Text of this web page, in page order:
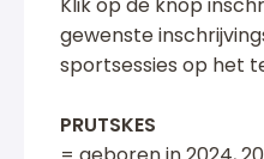
gewenste
sportsessies op het
PRUTSKES